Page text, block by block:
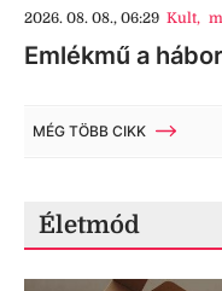
2026. 08. 08., 06:29 Kult,
Emlékmű a
MÉG TÖBB CIKK
Életmód